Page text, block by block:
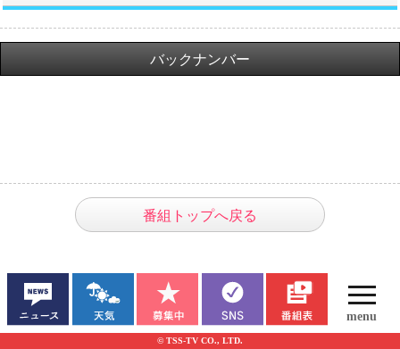
バックナンバー
番組トップへ戻る
© TSS-TV CO., LTD.